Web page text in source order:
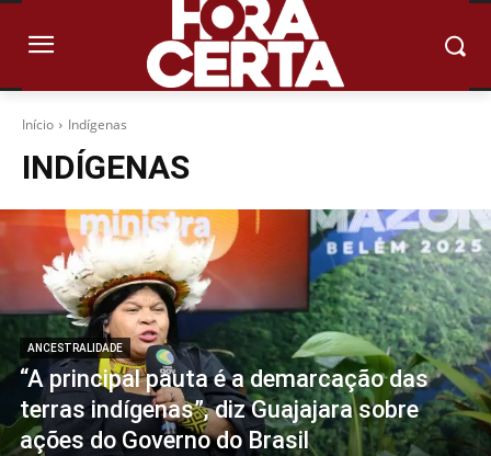
Início Indígenas
INDÍGENAS
ANCESTRALIDADE
“A principal pauta é a demarcação das
terras indígenas”, diz Guajajara sobre
ações do Governo do Brasil